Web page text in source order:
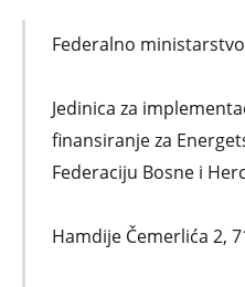
Federalno
Jedinica za
finansiranje za
Federaciju Bosne i
Hamdije Čemerlića 2,